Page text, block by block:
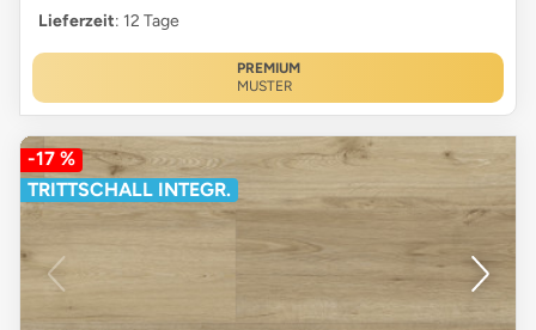
Lieferzeit: 12 Tage
PREMIUM
MUSTER
-17 %
TRITTSCHALL INTEGR.